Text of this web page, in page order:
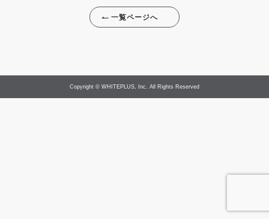
一覧ページへ
Copyright © WHITEPLUS, Inc. All Rights Reserved